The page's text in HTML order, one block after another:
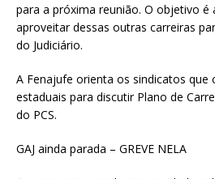
para a próxima reunião. O objetivo é
aproveitar dessas outras carreiras
do Judiciário.
A Fenajufe orienta os sindicatos que
estaduais para discutir Plano de
do PCS.
GAJ ainda parada – GREVE NELA